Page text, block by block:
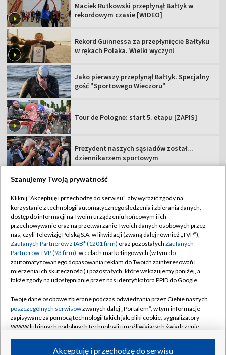
Maciek Rutkowski przepłynął Bałtyk w
rekordowym czasie [WIDEO]
Rekord Guinnessa za przepłynięcie Bałtyku
w rękach Polaka. Wielki wyczyn!
Jako pierwszy przepłynął Bałtyk. Specjalny
gość "Sportowego Wieczoru"
Tour de Pologne: start 5. etapu [ZAPIS]
Prezydent naszych sąsiadów został...
dziennikarzem sportowym
TVP
Abonament TVP
Sklep TVP
Biuro Reklamy
Oferta Handlowa
Emisja w TVP
Rada Programowa
Ogłoszenia przetargowe
Regulamin TVP
Polityka prywatności
Moje zgody
Biuro reklamy
Kanały
©2026 Telewizja Polska Spółka Akcyjna w likwidacji
Szanujemy Twoją prywatność
Kliknij "Akceptuję i przechodzę do serwisu", aby wyrazić zgody na
korzystanie z technologii automatycznego śledzenia i zbierania danych,
dostęp do informacji na Twoim urządzeniu końcowym i ich
przechowywanie oraz na przetwarzanie Twoich danych osobowych przez
nas, czyli Telewizję Polską S.A. w likwidacji (zwaną dalej również „TVP”),
Zaufanych Partnerów z IAB* (1201 firm) oraz pozostałych Zaufanych
Partnerów TVP (93 firm), w celach marketingowych (w tym do
zautomatyzowanego dopasowania reklam do Twoich zainteresowań i
mierzenia ich skuteczności) i pozostałych, które wskazujemy poniżej, a
także zgody na udostępnianie przez nas identyfikatora PPID do Google.
Twoje dane osobowe zbierane podczas odwiedzania przez Ciebie naszych
poszczególnych serwisówzwanych dalej „Portalem”, w tym informacje
zapisywane za pomocą technologii takich jak: pliki cookie, sygnalizatory
WWW lub innych podobnych technologii umożliwiających świadczenie
Akceptuję i przechodzę do serwisu